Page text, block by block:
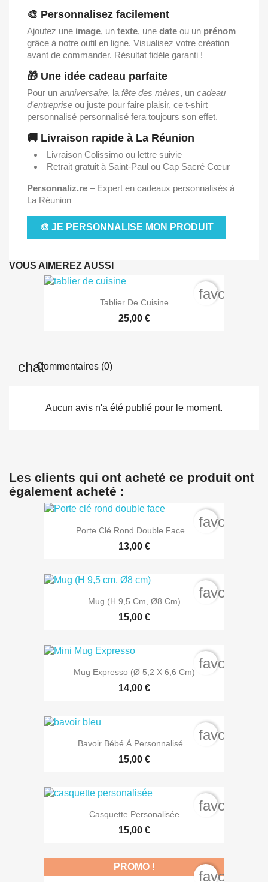
🎨 Personnalisez facilement
Ajoutez une image, un texte, une date ou un prénom
grâce à notre outil en ligne. Visualisez votre création
avant de commander. Résultat fidèle garanti !
🎁 Une idée cadeau parfaite
Pour un anniversaire, la fête des mères, un cadeau
d'entreprise ou juste pour faire plaisir, ce t-shirt
personnalisé personnalisé fera toujours son effet.
🚚 Livraison rapide à La Réunion
Livraison Colissimo ou lettre suivie
Retrait gratuit à Saint-Paul ou Cap Sacré Cœur
Personnaliz.re – Expert en cadeaux personnalisés à
La Réunion
🎨 JE PERSONNALISE MON PRODUIT
VOUS AIMEREZ AUSSI
Tablier De Cuisine
25,00 €
Commentaires (0)
Aucun avis n'a été publié pour le moment.
Les clients qui ont acheté ce produit ont
également acheté :
Porte Clé Rond Double Face...
13,00 €
Mug (H 9,5 Cm, Ø8 Cm)
15,00 €
Mug Expresso (Ø 5,2 X 6,6 Cm)
14,00 €
Bavoir Bébé À Personnalisé...
15,00 €
Casquette Personalisée
15,00 €
PROMO !